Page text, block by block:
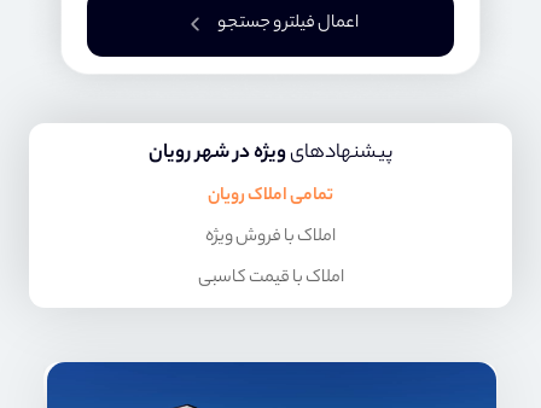
اعمال فیلتر و جستجو
پیشنهادهایویژه در شهر رویان
تمامی املاک رویان
املاک با فروش ویژه
املاک با قیمت کاسبی